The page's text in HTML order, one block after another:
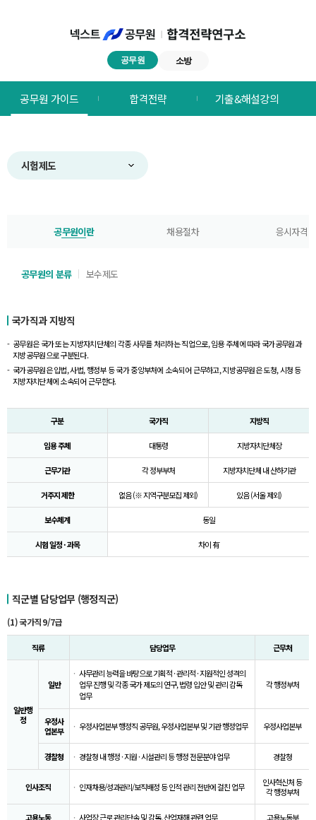
공무원 소방
합격전략연구소
메뉴
공무원 가이드 합격전략 기출&해설강의
시험제도
공무원이란 채용절차 응시자격
공무원의 분류 보수제도
국가직과 지방직
공무원은 국가 또는 지방자치단체의 각종 사무를 처리하는 직업으로, 임용 주체에 따라 국가공무원과
지방공무원으로 구분된다.
국가공무원은 입법, 사법, 행정부 등 국가 중앙부처에 소속되어 근무하고, 지방공무원은 도청, 시청 등
지방자치단체에 소속되어 근무한다.
구분 국가직 지방직
임용 주체 대통령 지방자치단체장
근무기관 각 정부부처 지방자치단체 내 산하기관
거주지 제한 없음 (※ 지역구분모집 제외) 있음 (서울 제외)
보수체계 동일
시험 일정 · 과목 차이 有
직군별 담당업무 (행정직군)
(1) 국가직 9/7급
직류 담당업무 근무처
일반행
정
일반
사무관리 능력을 바탕으로 기획적 · 관리적 · 지원적인 성격의
업무 진행 및 각종 국가 제도의 연구, 법령 입안 및 관리 감독
업무
각 행정부처
우정사
업본부
우정사업본부 행정직 공무원, 우정사업본부 및 기관 행정업무 우정사업본부
경찰청 경찰청 내 행정 · 지원 · 시설관리 등 행정 전문분야 업무 경찰청
인사조직 인재채용/성과관리/보직배정 등 인적 관리 전반에 걸친 업무
인사혁신처 등
각 행정부처
고용노동 사업장 근로 관리단속 및 감독, 산업재해 관련 업무 고용노동부